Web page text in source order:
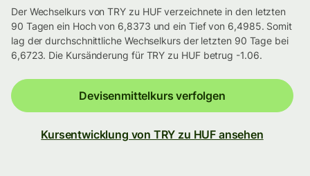
Der Wechselkurs von TRY zu HUF verzeichnete in den letzten
90 Tagen ein Hoch von 6,8373 und ein Tief von 6,4985. Somit
lag der durchschnittliche Wechselkurs der letzten 90 Tage bei
6,6723. Die Kursänderung für TRY zu HUF betrug -1.06.
Devisenmittelkurs verfolgen
Kursentwicklung von TRY zu HUF ansehen